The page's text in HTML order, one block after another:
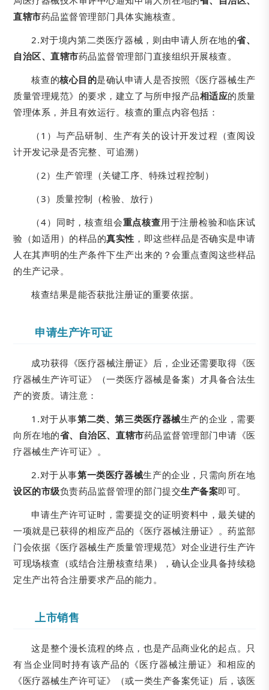
直辖市药品监督管理部门具体实施核查。
2.对于境内第二类医疗器械，则由申请人所在地的省、
自治区、直辖市药品监督管理部门直接组织开展核查。
核查的核心目的是确认申请人是否按照《医疗器械生产
质量管理规范》的要求，建立了与所申报产品相适应的质量
管理体系，并且有效运行。核查的重点内容包括：
（1）与产品研制、生产有关的设计开发过程（查阅设
计开发记录是否完整、可追溯）
（2）生产管理（关键工序、特殊过程控制）
（3）质量控制（检验、放行）
（4）同时，核查组会重点核查用于注册检验和临床试
验（如适用）的样品的真实性 ，即这些样品是否确实是申请
人在其声明的生产条件下生产出来的？会重点查阅这些样品
的生产记录。
核查结果是能否获批注册证的重要依据。
申请生产许可证
成功获得《医疗器械注册证》后，企业还需要取得《医
疗器械生产许可证》（一类医疗器械是备案）才具备合法生
产的资质。请注意：
1.对于从事第二类、第三类医疗器械生产的企业，需要
向所在地的省、自治区、直辖市药品监督管理部门申请《医
疗器械生产许可证》。
2.对于从事第一类医疗器械生产的企业，只需向所在地
设区的市级负责药品监督管理的部门提交生产备案即可。
申请生产许可证时，需要提交的证明资料中，最关键的
一项就是已获得的相应产品的《医疗器械注册证》。药监部
门会依据《医疗器械生产质量管理规范》对企业进行生产许
可现场核查（或结合注册核查结果），确认企业具备持续稳
定生产出符合注册要求产品的能力。
上市销售
这是整个漫长流程的终点，也是产品商业化的起点。只
有当企业同时持有该产品的《医疗器械注册证》和相应的
《医疗器械生产许可证》（或一类生产备案凭证）后，该医